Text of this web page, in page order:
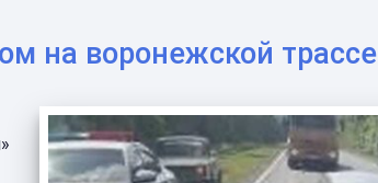
на воронежской трассе